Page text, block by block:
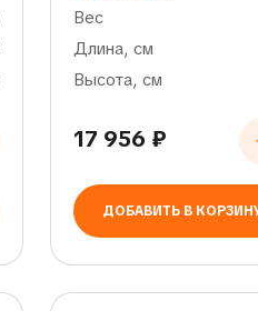
Вес
Длина, см
Высота, см
17 956 ₽
ДОБАВИТЬ В